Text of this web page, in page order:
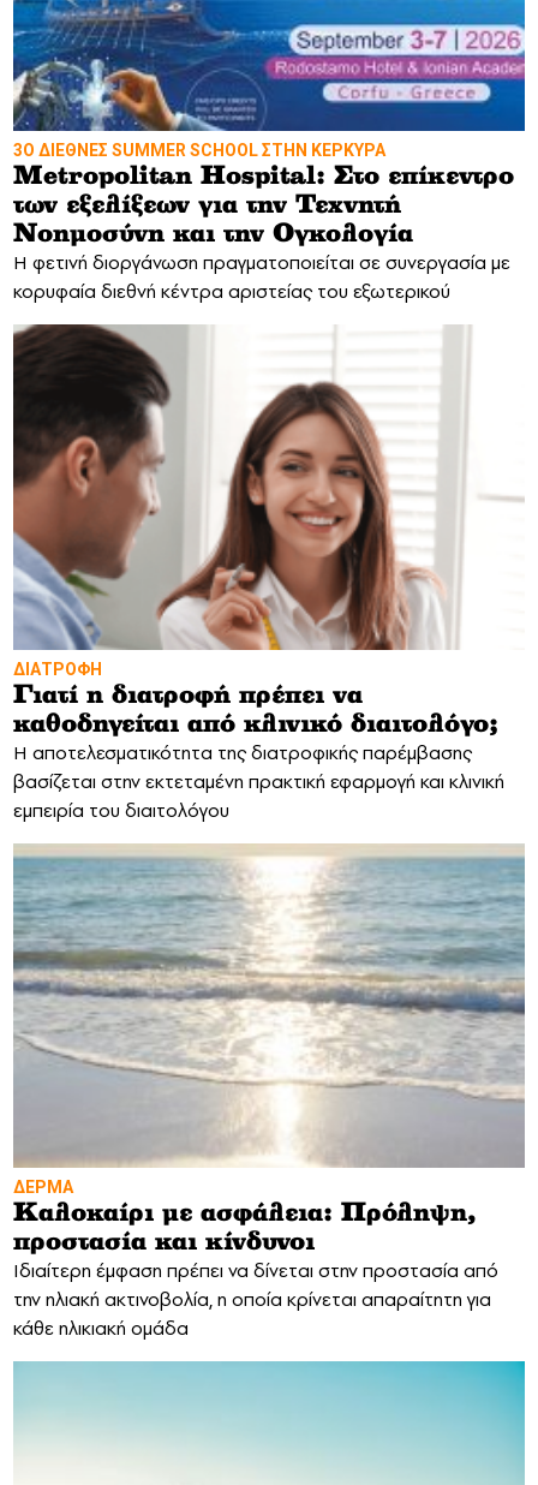
3Ο ΔΙΕΘΝΕΣ SUMMER SCHOOL ΣΤΗΝ ΚΕΡΚΥΡΑ
Metropolitan Hospital: Στο επίκεντρο
των εξελίξεων για την Τεχνητή
Νοημοσύνη και την Ογκολογία
Η φετινή διοργάνωση πραγματοποιείται σε συνεργασία με
κορυφαία διεθνή κέντρα αριστείας του εξωτερικού
ΔΙΑΤΡΟΦΗ
Γιατί η διατροφή πρέπει να
καθοδηγείται από κλινικό διαιτολόγο;
Η αποτελεσματικότητα της διατροφικής παρέμβασης
βασίζεται στην εκτεταμένη πρακτική εφαρμογή και κλινική
εμπειρία του διαιτολόγου
ΔΕΡΜΑ
Καλοκαίρι με ασφάλεια: Πρόληψη,
προστασία και κίνδυνοι
Ιδιαίτερη έμφαση πρέπει να δίνεται στην προστασία από
την ηλιακή ακτινοβολία, η οποία κρίνεται απαραίτητη για
κάθε ηλικιακή ομάδα